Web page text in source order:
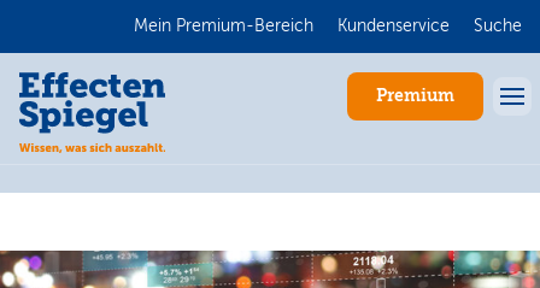
Mein Premium-Bereich Kundenservice Suche
Premium